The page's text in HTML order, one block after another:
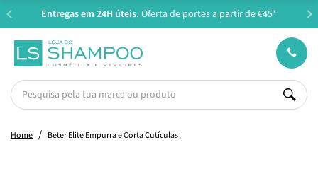
Entregas em 24H úteis. Oferta de portes a partir de €45*
Home Beter Elite Empurra e Corta Cutículas